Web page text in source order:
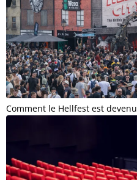
Comment le Hellfest est